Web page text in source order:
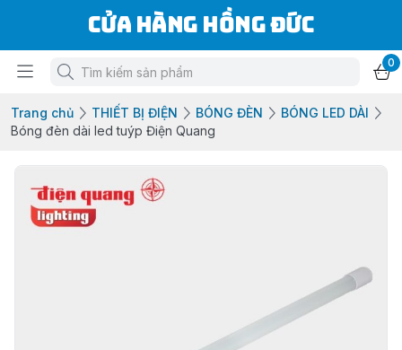
Cửa Hàng Hồng Đức
0
Trang chủ THIẾT BỊ ĐIỆN BÓNG ĐÈN
BÓNG LED DÀI
Bóng đèn dài led tuýp Điện Quang